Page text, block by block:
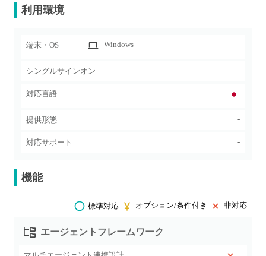
利用環境
端末・OS Windows
シングルサインオン
対応言語
提供形態 -
対応サポート -
機能
標準対応 オプション/条件付き 非対応
エージェントフレームワーク